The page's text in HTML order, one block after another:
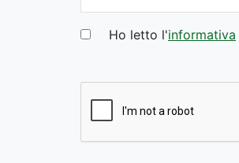
Ho letto l'informativa